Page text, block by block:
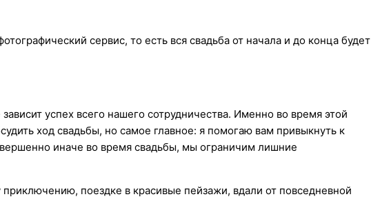
сервис, то есть вся свадьба от начала и до конца будет
успех всего нашего сотрудничества. Именно во время этой
ход свадьбы, но самое главное: я помогаю вам привыкнуть к
иначе во время свадьбы, мы ограничим лишние
поездке в красивые пейзажи, вдали от повседневной